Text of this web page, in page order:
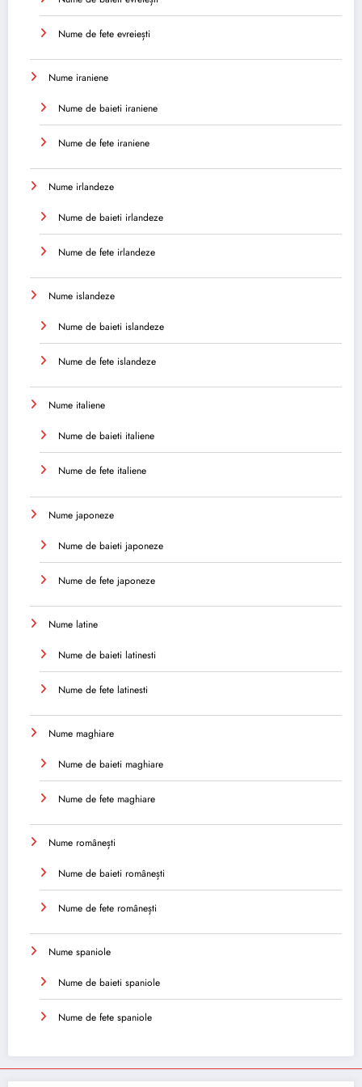
Nume de fete evreiești
Nume iraniene
Nume de baieti iraniene
Nume de fete iraniene
Nume irlandeze
Nume de baieti irlandeze
Nume de fete irlandeze
Nume islandeze
Nume de baieti islandeze
Nume de fete islandeze
Nume italiene
Nume de baieti italiene
Nume de fete italiene
Nume japoneze
Nume de baieti japoneze
Nume de fete japoneze
Nume latine
Nume de baieti latinesti
Nume de fete latinesti
Nume maghiare
Nume de baieti maghiare
Nume de fete maghiare
Nume românești
Nume de baieti românești
Nume de fete românești
Nume spaniole
Nume de baieti spaniole
Nume de fete spaniole